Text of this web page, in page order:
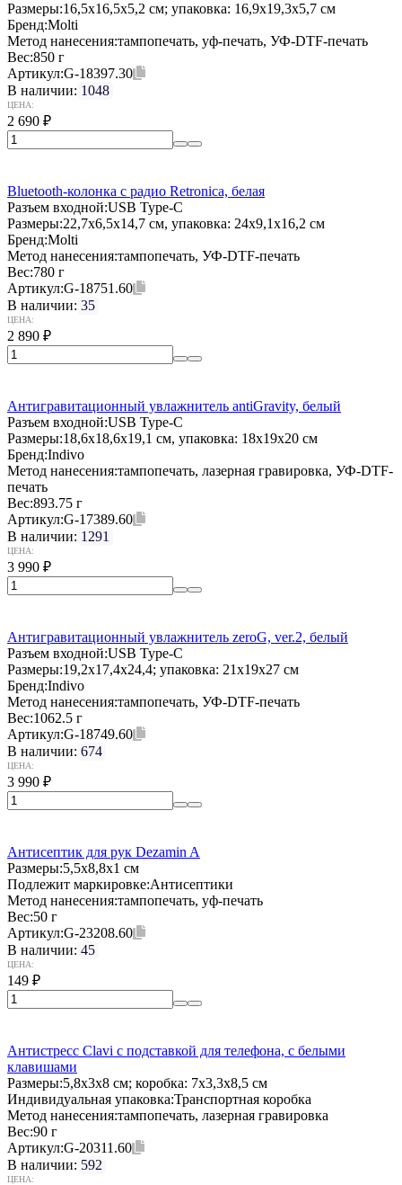
Размеры:16,5x16,5x5,2 см; упаковка: 16,9x19,3x5,7 см
Бренд:Molti
Метод нанесения:тампопечать, уф-печать, УФ-DTF-печать
Вес:850 г
Артикул:G-18397.30
В наличии: 1048
ЦЕНА:
2 690 ₽
Bluetooth-колонка с радио Retronica, белая
Разъем входной:USB Type-C
Размеры:22,7x6,5x14,7 см, упаковка: 24x9,1x16,2 см
Бренд:Molti
Метод нанесения:тампопечать, УФ-DTF-печать
Вес:780 г
Артикул:G-18751.60
В наличии: 35
ЦЕНА:
2 890 ₽
Антигравитационный увлажнитель antiGravity, белый
Разъем входной:USB Type-C
Размеры:18,6x18,6x19,1 см, упаковка: 18x19x20 см
Бренд:Indivo
Метод нанесения:тампопечать, лазерная гравировка, УФ-DTF-
печать
Вес:893.75 г
Артикул:G-17389.60
В наличии: 1291
ЦЕНА:
3 990 ₽
Антигравитационный увлажнитель zeroG, ver.2, белый
Разъем входной:USB Type-C
Размеры:19,2x17,4x24,4; упаковка: 21x19x27 см
Бренд:Indivo
Метод нанесения:тампопечать, УФ-DTF-печать
Вес:1062.5 г
Артикул:G-18749.60
В наличии: 674
ЦЕНА:
3 990 ₽
Антисептик для рук Dezamin A
Размеры:5,5х8,8х1 см
Подлежит маркировке:Антисептики
Метод нанесения:тампопечать, уф-печать
Вес:50 г
Артикул:G-23208.60
В наличии: 45
ЦЕНА:
149 ₽
Антистресс Clavi с подставкой для телефона, с белыми
клавишами
Размеры:5,8х3х8 см; коробка: 7x3,3x8,5 см
Индивидуальная упаковка:Транспортная коробка
Метод нанесения:тампопечать, лазерная гравировка
Вес:90 г
Артикул:G-20311.60
В наличии: 592
ЦЕНА: